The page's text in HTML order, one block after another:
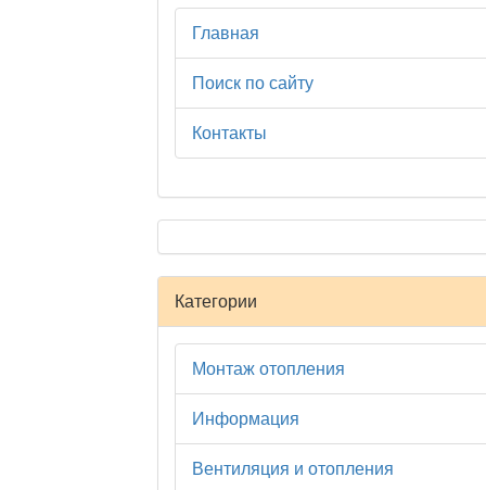
Главная
Поиск по сайту
Контакты
Категории
Монтаж отопления
Информация
Вентиляция и отопления